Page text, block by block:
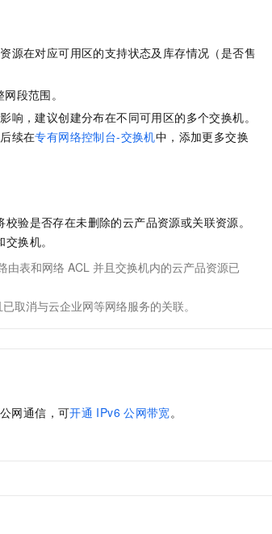
源在对应可用区的支持状态及库存情况（是否售
段范围。
响，建议创建分布在不同可用区的多个交换机。
续在专有网络控制台-交换机中，添加更多交换
校验是否存在未删除的云产品资源或关联资源。
换机。
由表和网络 ACL 并且交换机内的云产品资源已
取消与云企业网等网络服务的关联。
网通信，可开通 IPv6 公网带宽。